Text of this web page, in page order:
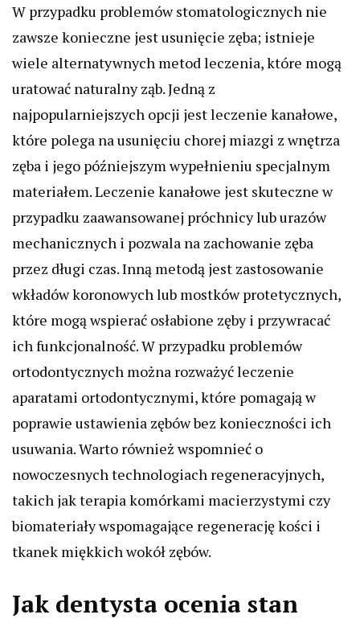
W przypadku problemów stomatologicznych nie
zawsze konieczne jest usunięcie zęba; istnieje
wiele alternatywnych metod leczenia, które mogą
uratować naturalny ząb. Jedną z
najpopularniejszych opcji jest leczenie kanałowe,
które polega na usunięciu chorej miazgi z wnętrza
zęba i jego późniejszym wypełnieniu specjalnym
materiałem. Leczenie kanałowe jest skuteczne w
przypadku zaawansowanej próchnicy lub urazów
mechanicznych i pozwala na zachowanie zęba
przez długi czas. Inną metodą jest zastosowanie
wkładów koronowych lub mostków protetycznych,
które mogą wspierać osłabione zęby i przywracać
ich funkcjonalność. W przypadku problemów
ortodontycznych można rozważyć leczenie
aparatami ortodontycznymi, które pomagają w
poprawie ustawienia zębów bez konieczności ich
usuwania. Warto również wspomnieć o
nowoczesnych technologiach regeneracyjnych,
takich jak terapia komórkami macierzystymi czy
biomateriały wspomagające regenerację kości i
tkanek miękkich wokół zębów.
Jak dentysta ocenia stan